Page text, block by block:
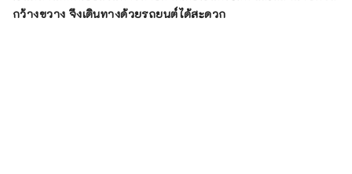
กว้างขวาง จึงเดินทางด้วยรถยนต์ได้สะดวก